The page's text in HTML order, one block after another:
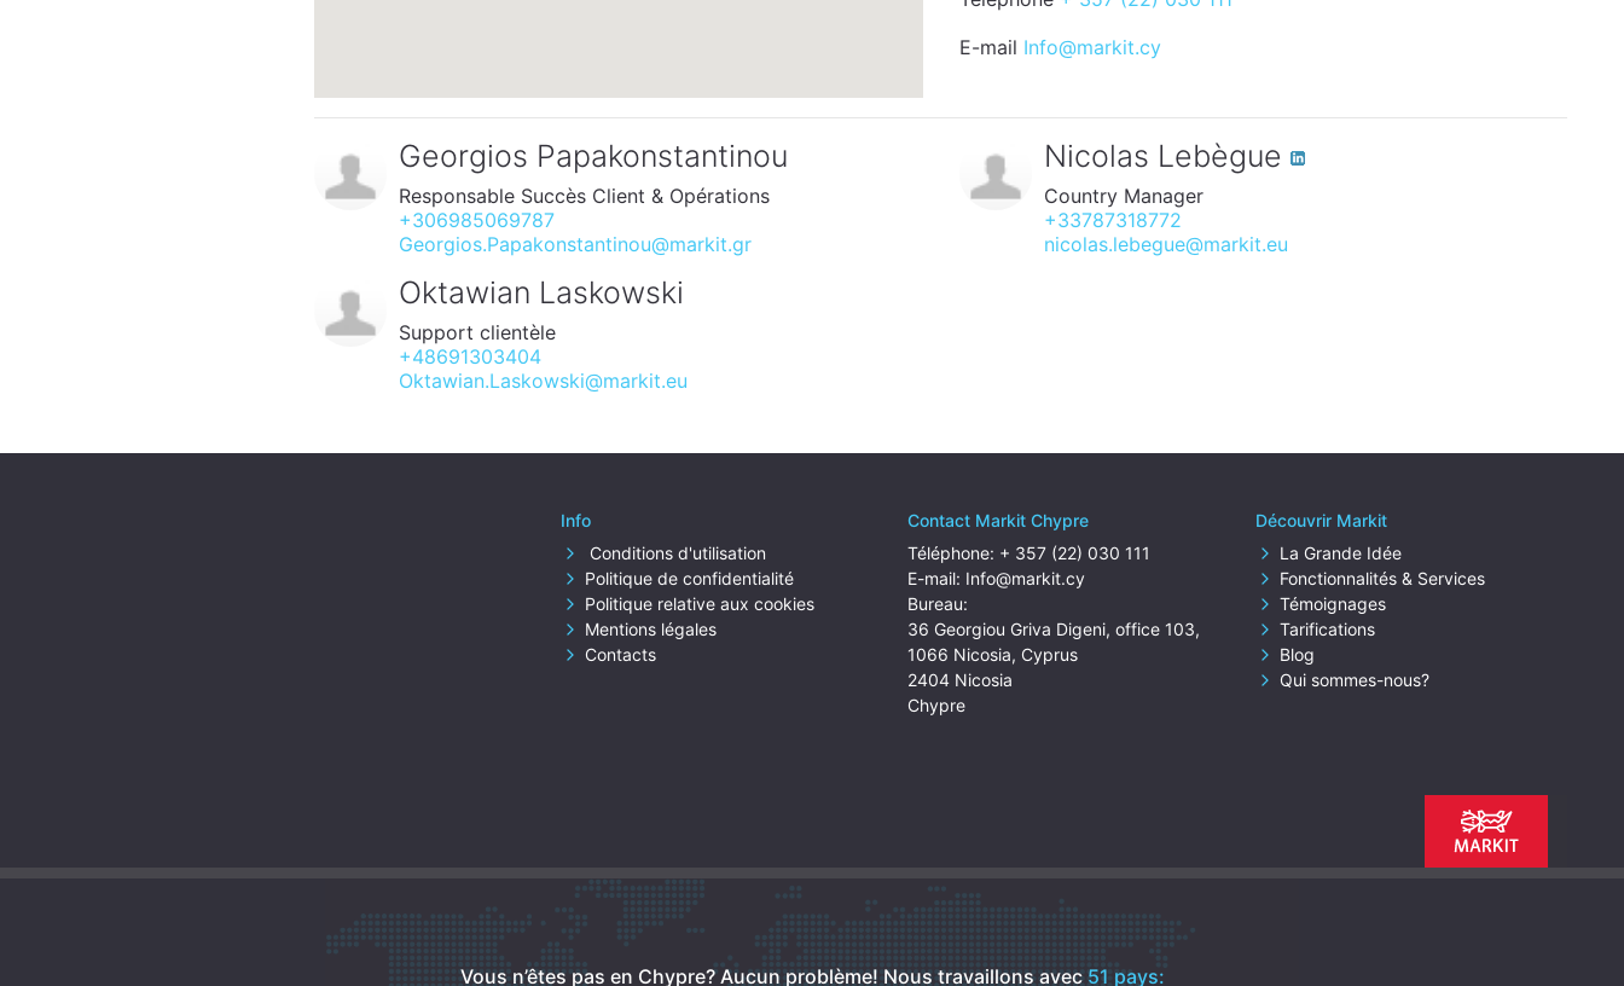
E-mail Info@markit.cy
Georgios Papakonstantinou
Responsable Succès Client & Opérations
+306985069787
Georgios.Papakonstantinou@markit.gr
Nicolas Lebègue
Country Manager
+33787318772
nicolas.lebegue@markit.eu
Oktawian Laskowski
Support clientèle
+48691303404
Oktawian.Laskowski@markit.eu
Info
Conditions d'utilisation
Politique de confidentialité
Politique relative aux cookies
Mentions légales
Contacts
Contact Markit Chypre
Téléphone: + 357 (22) 030 111
E-mail: Info@markit.cy
Bureau:
36 Georgiou Griva Digeni, office 103,
1066 Nicosia, Cyprus
2404 Nicosia
Chypre
Découvrir Markit
La Grande Idée
Fonctionnalités & Services
Témoignages
Tarifications
Blog
Qui sommes-nous?
Vous n’êtes pas en Chypre? Aucun problème! Nous travaillons avec 51 pays: